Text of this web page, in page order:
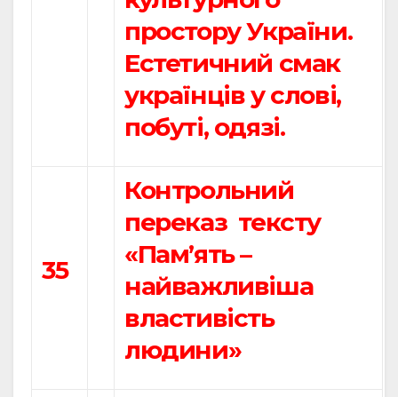
простору України.
Естетичний смак
українців у слові,
побуті, одязі.
35
Контрольний
переказ тексту
«Пам’ять –
найважливіша
властивість
людини»